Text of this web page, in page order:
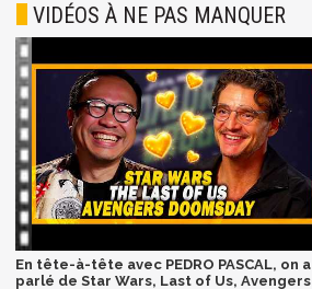
VIDÉOS À NE PAS MANQUER
En tête-à-tête avec PEDRO PASCAL, on a
parlé de Star Wars, Last of Us, Avengers